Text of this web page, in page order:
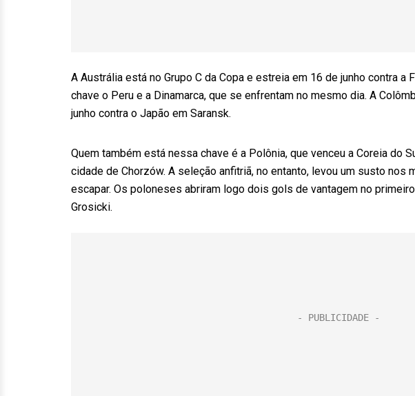
A Austrália está no Grupo C da Copa e estreia em 16 de junho contra a
chave o Peru e a Dinamarca, que se enfrentam no mesmo dia. A
junho contra o Japão em Saransk.
Quem também está nessa chave é a Polônia, que venceu a Coreia do
cidade de Chorzów. A seleção anfitriã, no entanto, levou um susto nos
escapar. Os poloneses abriram logo dois gols de vantagem no
Grosicki.